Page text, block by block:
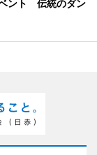
ント 伝統のダン